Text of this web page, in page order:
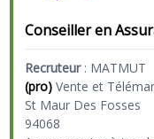
Conseiller en
Recruteur: MATMUT
(pro)Vente et
St Maur Des Fosses
94068